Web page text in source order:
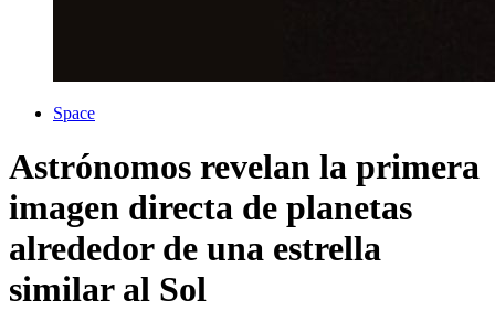
Space
Astrónomos revelan la primera
imagen directa de planetas
alrededor de una estrella
similar al Sol